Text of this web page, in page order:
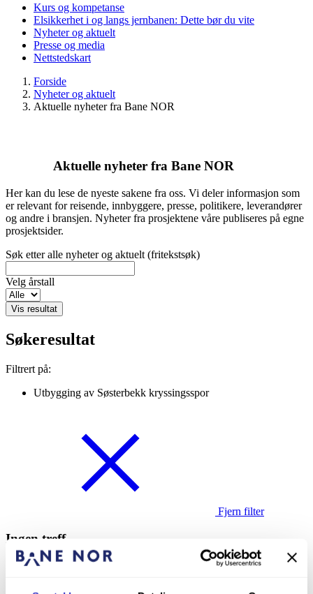
Kurs og kompetanse
Elsikkerhet i og langs jernbanen: Dette bør du vite
Nyheter og aktuelt
Presse og media
Nettstedskart
Forside
Nyheter og aktuelt
Aktuelle nyheter fra Bane NOR
Aktuelle nyheter fra Bane NOR
Her kan du lese de nyeste sakene fra oss. Vi deler informasjon som
er relevant for reisende, innbyggere, presse, politikere, leverandører
og andre i bransjen. Nyheter fra prosjektene våre publiseres på egne
prosjektsider.
Søk etter alle nyheter og aktuelt (fritekstsøk)
Velg årstall
Vis resultat
Søkeresultat
Filtrert på:
Utbygging av Søsterbekk kryssingsspor
Fjern filter
Ingen treff
Dessverre ga søket ditt ingen treff. Vennligst prøv igjen.